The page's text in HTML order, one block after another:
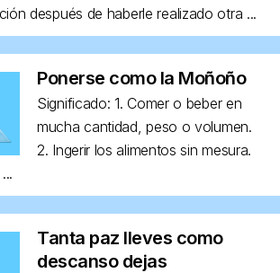
después de haberle realizado otra ...
Ponerse como la Moñoño
Significado: 1. Comer o beber en
mucha cantidad, peso o volumen.
2. Ingerir los alimentos sin mesura.
Tanta paz lleves como
descanso dejas